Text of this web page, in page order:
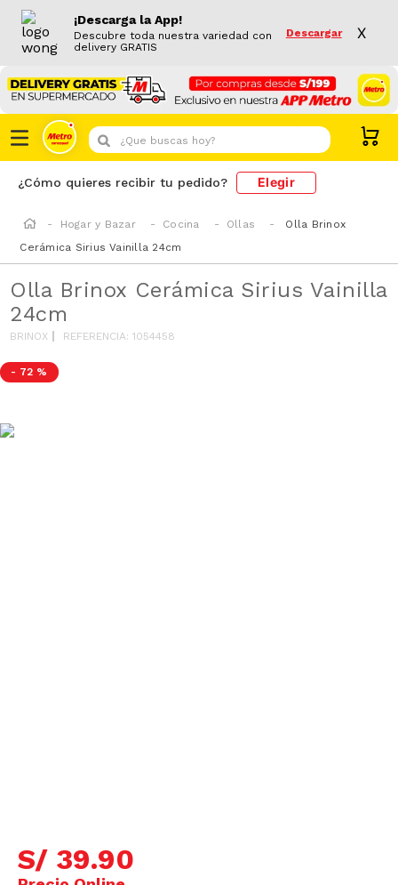
¡Descarga la App!
Descubre toda nuestra variedad con
delivery GRATIS
Descargar X
¿Que buscas hoy?
¿Cómo quieres recibir tu pedido? Elegir
Hogar y Bazar Cocina Ollas
Olla Brinox
Cerámica Sirius Vainilla 24cm
Olla Brinox Cerámica Sirius Vainilla
24cm
BRINOX REFERENCIA:1054458
- 72 %
S/ 39.90